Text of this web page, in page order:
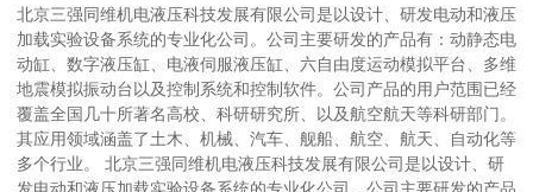
北京三强同维机电液压科技发展有限公司是以设计、研发电动和液压
加载实验设备系统的专业化公司。公司主要研发的产品有：动静态电
动缸、数字液压缸、电液伺服液压缸、六自由度运动模拟平台、多维
地震模拟振动台以及控制系统和控制软件。公司产品的用户范围已经
覆盖全国几十所著名高校、科研研究所、以及航空航天等科研部门。
其应用领域涵盖了土木、机械、汽车、舰船、航空、航天、自动化等
多个行业。 北京三强同维机电液压科技发展有限公司是以设计、研
发电动和液压加载实验设备系统的专业化公司。公司主要研发的产品